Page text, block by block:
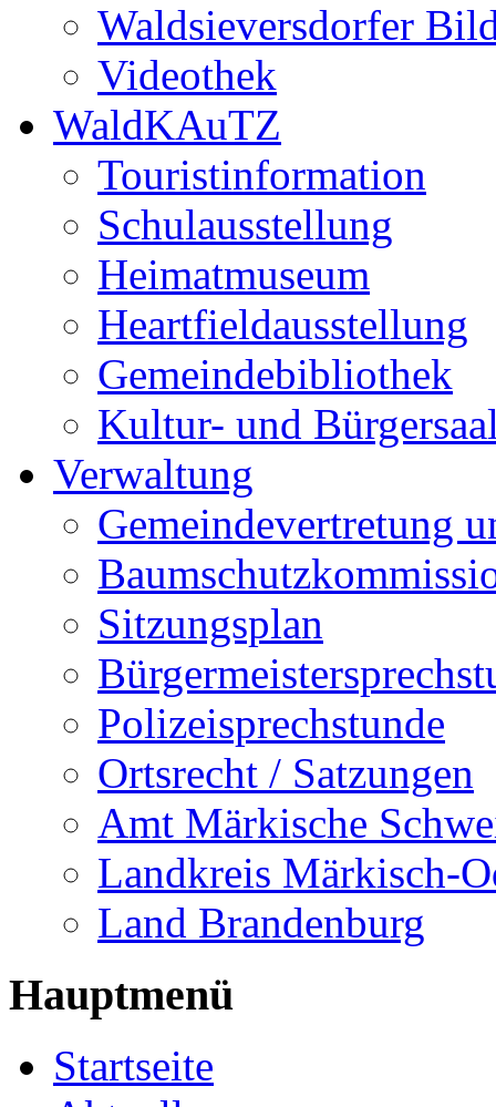
Waldsieversdorfer
Videothek
WaldKAuTZ
Touristinformation
Schulausstellung
Heimatmuseum
Heartfieldausstellung
Gemeindebibliothek
Kultur- und
Verwaltung
Gemeindevertretung
Sitzungsplan
Polizeisprechstunde
Ortsrecht / Satzungen
Amt Märkische
Landkreis Märkisch-
Land Brandenburg
Hauptmenü
Startseite